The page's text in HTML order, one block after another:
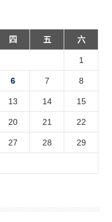
四 五 六
1
6 7 8
13 14 15
20 21 22
27 28 29